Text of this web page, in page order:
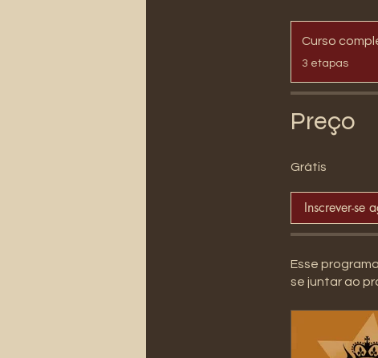
Curso
.3 etapas
Preço
Grátis
Inscrever-se
Esse
se juntar ao